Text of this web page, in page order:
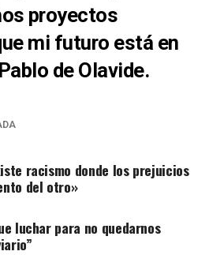
proyectos
mi futuro está en
de Olavide.
racismo donde los prejuicios
del otro»
luchar para no quedarnos